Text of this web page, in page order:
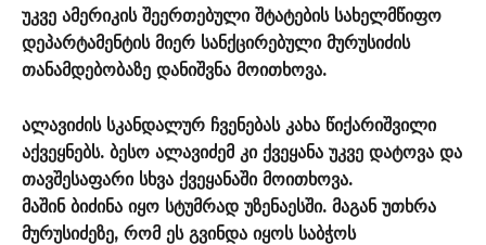
უკვე ამერიკის შეერთებული შტატების სახელმწიფო
დეპარტამენტის მიერ სანქცირებული მურუსიძის
თანამდებობაზე დანიშვნა მოითხოვა.
ალავიძის სკანდალურ ჩვენებას კახა წიქარიშვილი
აქვეყნებს. ბესო ალავიძემ კი ქვეყანა უკვე დატოვა და
თავშესაფარი სხვა ქვეყანაში მოითხოვა.
მაშინ ბიძინა იყო სტუმრად უზენაესში. მაგან უთხრა
მურუსიძეზე, რომ ეს გვინდა იყოს საბჭოს